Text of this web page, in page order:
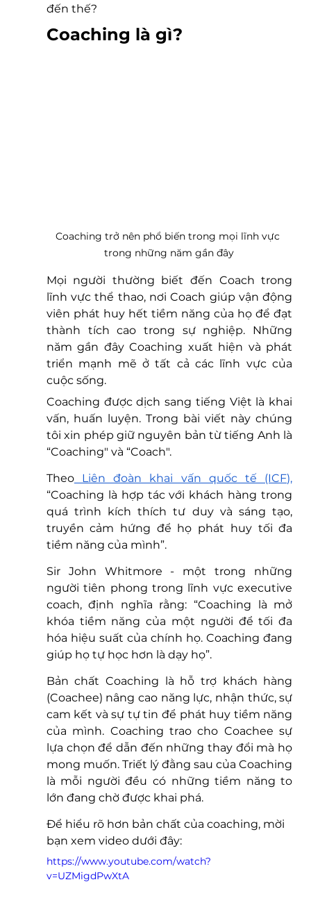
đến thế?
Coaching là gì?
Coaching trở nên phổ biến trong mọi lĩnh vực
trong những năm gần đây
Mọi người thường biết đến Coach trong
lĩnh vực thể thao, nơi Coach giúp vận động
viên phát huy hết tiềm năng của họ để đạt
thành tích cao trong sự nghiệp. Những
năm gần đây Coaching xuất hiện và phát
triển mạnh mẽ ở tất cả các lĩnh vực của
cuộc sống.
Coaching được dịch sang tiếng Việt là khai
vấn, huấn luyện. Trong bài viết này chúng
tôi xin phép giữ nguyên bản từ tiếng Anh là
“Coaching" và “Coach".
Theo Liên đoàn khai vấn quốc tế (ICF),
“Coaching là hợp tác với khách hàng trong
quá trình kích thích tư duy và sáng tạo,
truyền cảm hứng để họ phát huy tối đa
tiềm năng của mình”.
Sir John Whitmore - một trong những
người tiên phong trong lĩnh vực executive
coach, định nghĩa rằng: “Coaching là mở
khóa tiềm năng của một người để tối đa
hóa hiệu suất của chính họ. Coaching đang
giúp họ tự học hơn là dạy họ”.
Bản chất Coaching là hỗ trợ khách hàng
(Coachee) nâng cao năng lực, nhận thức, sự
cam kết và sự tự tin để phát huy tiềm năng
của mình. Coaching trao cho Coachee sự
lựa chọn để dẫn đến những thay đổi mà họ
mong muốn. Triết lý đằng sau của Coaching
là mỗi người đều có những tiềm năng to
lớn đang chờ được khai phá.
Để hiểu rõ hơn bản chất của coaching, mời
bạn xem video dưới đây:
https://www.youtube.com/watch?
v=UZMigdPwXtA